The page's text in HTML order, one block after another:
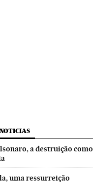
a destruição como
uma ressurreição